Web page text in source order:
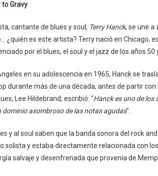
to Gravy
cantante de blues y soul, Terry Hanck, se une a
¿quién es este artista? Terry nació en Chicago,
por el blues, el soul y el jazz de los años 50
en su adolescencia en 1965, Hanck se
durante más de una década, antes de partir
Lee Hildebrand, escribió: “Hanck es uno de
dominio asombroso de las notas agudas”.
y al soul saben que la banda sonora del rock
solista y estaba directamente relacionada con
salvaje y desenfrenada que provenía de